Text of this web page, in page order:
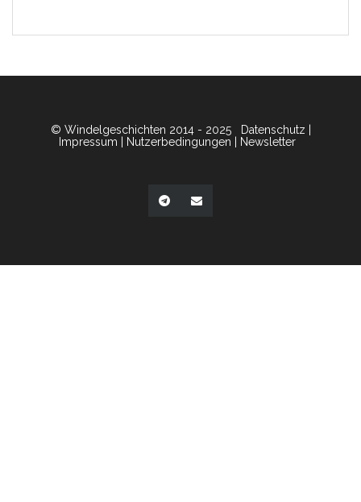
© Windelgeschichten 2014 - 2025 Datenschutz
Impressum
Nutzerbedingungen Newsletter